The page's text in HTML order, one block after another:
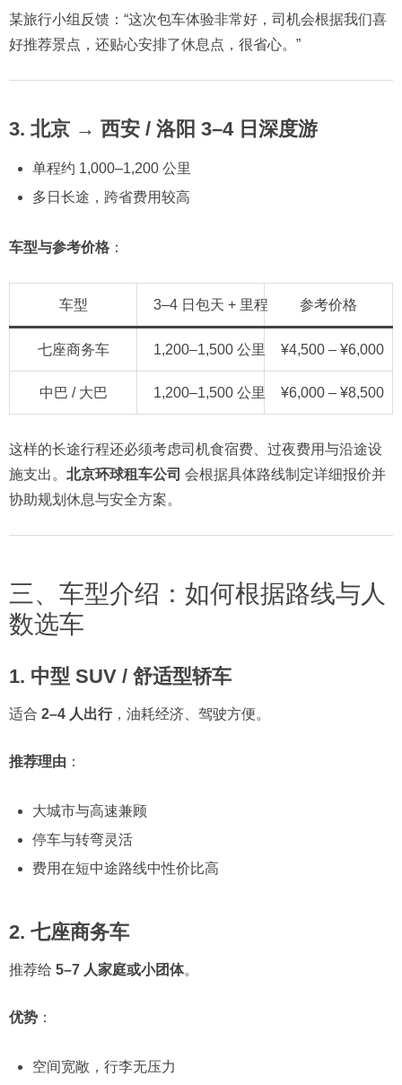
某旅行小组反馈：“这次包车体验非常好，司机会根据我们喜
好推荐景点，还贴心安排了休息点，很省心。”
3. 北京 → 西安 / 洛阳 3–4 日深度游
单程约 1,000–1,200 公里
多日长途，跨省费用较高
车型与参考价格 ：
车型 3–4 日包天 + 里程 参考价格
七座商务车 1,200–1,500 公里 ¥4,500 – ¥6,000
中巴 / 大巴 1,200–1,500 公里 ¥6,000 – ¥8,500
这样的长途行程还必须考虑司机食宿费、过夜费用与沿途设
施支出。 北京环球租车公司 会根据具体路线制定详细报价并
协助规划休息与安全方案。
三、车型介绍：如何根据路线与人
数选车
1. 中型 SUV / 舒适型轿车
适合 2–4 人出行，油耗经济、驾驶方便。
推荐理由 ：
大城市与高速兼顾
停车与转弯灵活
费用在短中途路线中性价比高
2. 七座商务车
推荐给 5–7 人家庭或小团体。
优势 ：
空间宽敞，行李无压力